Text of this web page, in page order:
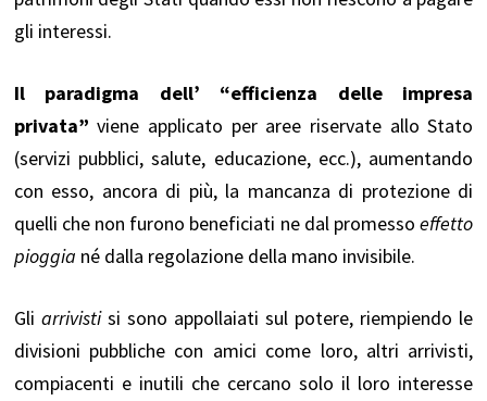
gli interessi.
Il paradigma dell’ “efficienza delle impresa
privata”viene applicato per aree riservate allo Stato
(servizi pubblici, salute, educazione, ecc.), aumentando
con esso, ancora di più, la mancanza di protezione di
quelli che non furono beneficiati ne dal promessoeffetto
pioggia né dalla regolazione della mano invisibile.
Gli arrivistisi sono appollaiati sul potere, riempiendo le
divisioni pubbliche con amici come loro, altri arrivisti,
compiacenti e inutili che cercano solo il loro interesse